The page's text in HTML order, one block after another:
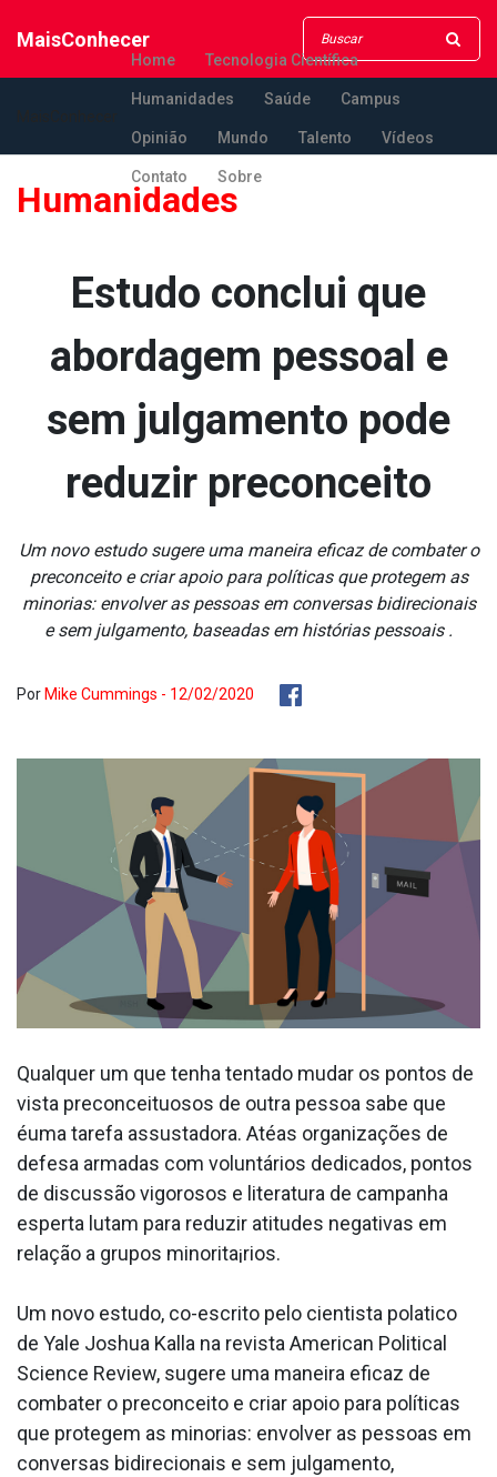
MaisConhecer
Home Tecnologia Científica
Humanidades Saúde Campus
Opinião Mundo Talento Vídeos
Contato Sobre
Humanidades
Estudo conclui que
abordagem pessoal e
sem julgamento pode
reduzir preconceito
Um novo estudo sugere uma maneira eficaz de combater o
preconceito e criar apoio para políticas que protegem as
minorias: envolver as pessoas em conversas bidirecionais
e sem julgamento, baseadas em histórias pessoais .
Por Mike Cummings - 12/02/2020
Qualquer um que tenha tentado mudar os pontos de
vista preconceituosos de outra pessoa sabe que
éuma tarefa assustadora. Atéas organizações de
defesa armadas com voluntários dedicados, pontos
de discussão vigorosos e literatura de campanha
esperta lutam para reduzir atitudes negativas em
relação a grupos minorita¡rios.
Um novo estudo, co-escrito pelo cientista pola­tico
de Yale Joshua Kalla na revista American Political
Science Review, sugere uma maneira eficaz de
combater o preconceito e criar apoio para políticas
que protegem as minorias: envolver as pessoas em
conversas bidirecionais e sem julgamento,